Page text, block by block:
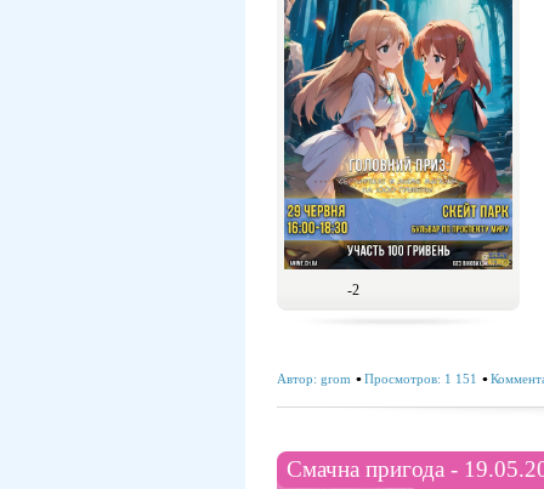
-2
Автор: grom Просмотров: 1 151
Смачна пригода -